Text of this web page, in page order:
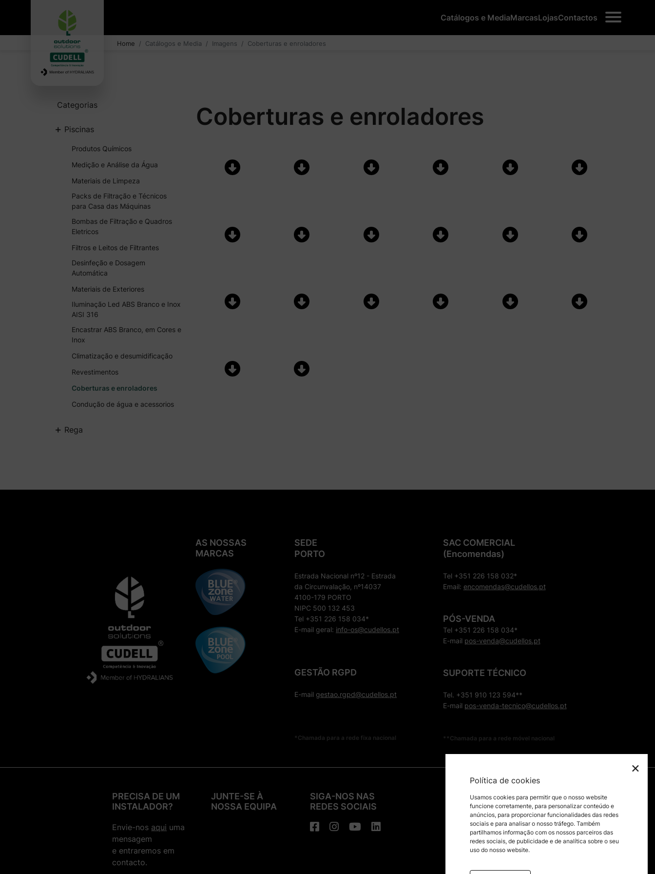
Catálogos e MediaMarcasLojasContactos
Home Catálogos e Media Imagens Coberturas e enroladores
Categorias
+ Piscinas
Produtos Químicos
Medição e Análise da Água
Materiais de Limpeza
Packs de Filtração e Técnicos
para Casa das Máquinas
Bombas de Filtração e Quadros
Eletricos
Filtros e Leitos de Filtrantes
Desinfeção e Dosagem
Automática
Materiais de Exteriores
Iluminação Led ABS Branco e Inox
AISI 316
Encastrar ABS Branco, em Cores e
Inox
Climatização e desumidificação
Revestimentos
Coberturas e enroladores
Condução de água e acessorios
+ Rega
Microtubo e Estacas de Fixação
Fixação e Cintagem, Gekas, Latão
Rega Agrícola
Eletroválvulas, Válvulas e
Programadores
Fertirrega
Acessórios em PVC
Braçadeiras Clip, Teflon, Produtos
de Limpeza e Colas
Tubagens e Ferramenta
Bombas de Água
Coberturas e enroladores
AS NOSSAS
MARCAS
SEDE
PORTO
Estrada Nacional nº12 - Estrada
da Circunvalação, nº14037
4100-179 PORTO
NIPC 500 132 453
Tel +351 226 158 034*
E-mail geral: info-os@cudellos.pt
GESTÃO RGPD
E-mail gestao.rgpd@cudellos.pt
*Chamada para a rede fixa nacional
SAC COMERCIAL
(Encomendas)
Tel +351 226 158 032*
Email: encomendas@cudellos.pt
PÓS-VENDA
Tel +351 226 158 034*
E-mail pos-venda@cudellos.pt
SUPORTE TÉCNICO
Tel. +351 910 123 594**
E-mail pos-venda-tecnico@cudellos.pt
**Chamada para a rede móvel nacional
PRECISA DE UM
INSTALADOR?
Envie-nos aqui uma
mensagem
e entraremos em
contacto.
JUNTE-SE À
NOSSA EQUIPA
SIGA-NOS NAS
REDES SOCIAIS
×
Política de cookies
Usamos cookies para permitir que o nosso website
funcione corretamente, para personalizar conteúdo e
anúncios, para proporcionar funcionalidades das redes
sociais e para analisar o nosso tráfego. Também
partilhamos informação com os nossos parceiros das
redes sociais, de publicidade e de analítica sobre o seu
uso do nosso website.